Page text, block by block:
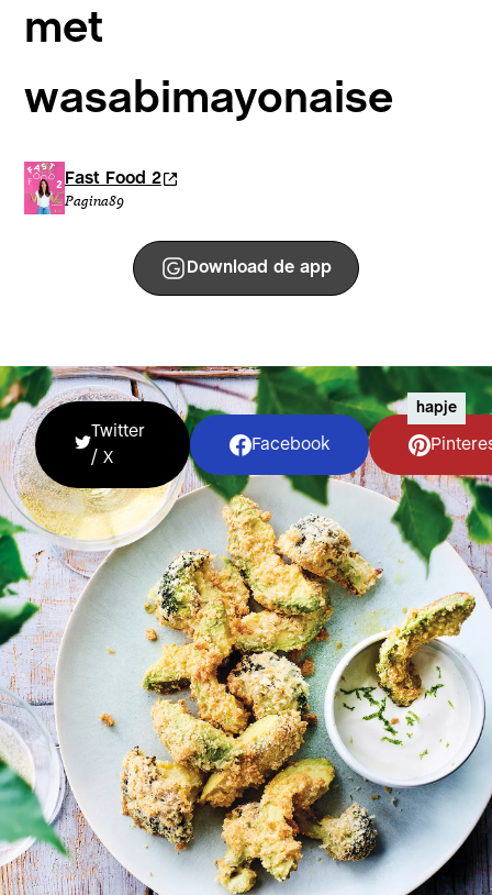
met
wasabimayonaise
Fast Food 2
Pagina89
Download de app
Twitter
/ X
Facebook
hapje